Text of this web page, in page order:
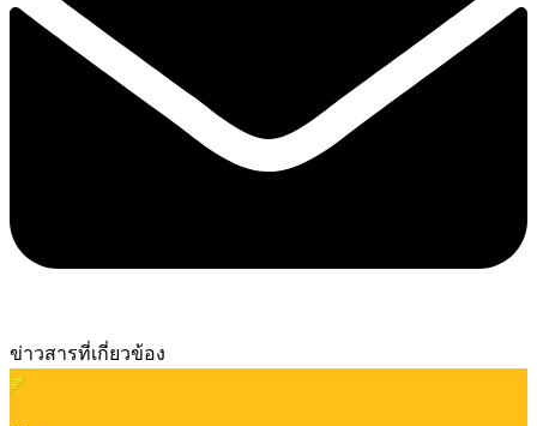
ข่าวสารที่เกี่ยวข้อง